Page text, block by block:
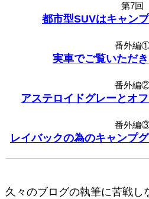
第7回
都市型SUVはキャン
番外編
実車でご覧いただ
番外編
アステロイドグレーとオ
番外編
レイバックの為のキャンプ
久々のブログの執筆に苦戦し